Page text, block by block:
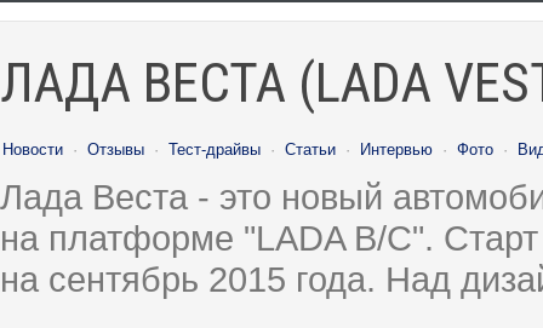
ЛАДА ВЕСТА (LADA
Новости · Отзывы · Тест-драйвы · Статьи · Интервью · Фото ·
Лада Веста - это новый
на платформе "LADA B/C".
на сентябрь 2015 года. Над